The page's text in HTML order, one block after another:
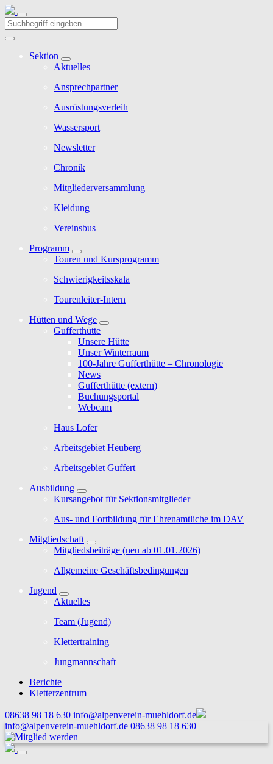
Sektion
Aktuelles
Ansprechpartner
Ausrüstungsverleih
Wassersport
Newsletter
Chronik
Mitgliederversammlung
Kleidung
Vereinsbus
Programm
Touren und Kursprogramm
Schwierigkeitsskala
Tourenleiter-Intern
Hütten und Wege
Gufferthütte
Unsere Hütte
Unser Winterraum
100-Jahre Gufferthütte – Chronologie
News
Gufferthütte (extern)
Buchungsportal
Webcam
Haus Lofer
Arbeitsgebiet Heuberg
Arbeitsgebiet Guffert
Ausbildung
Kursangebot für Sektionsmitglieder
Aus- und Fortbildung für Ehrenamtliche im DAV
Mitgliedschaft
Mitgliedsbeiträge (neu ab 01.01.2026)
Allgemeine Geschäftsbedingungen
Jugend
Aktuelles
Team (Jugend)
Klettertraining
Jungmannschaft
Berichte
Kletterzentrum
08638 98 18 630 info@alpenverein-muehldorf.de
info@alpenverein-muehldorf.de 08638 98 18 630